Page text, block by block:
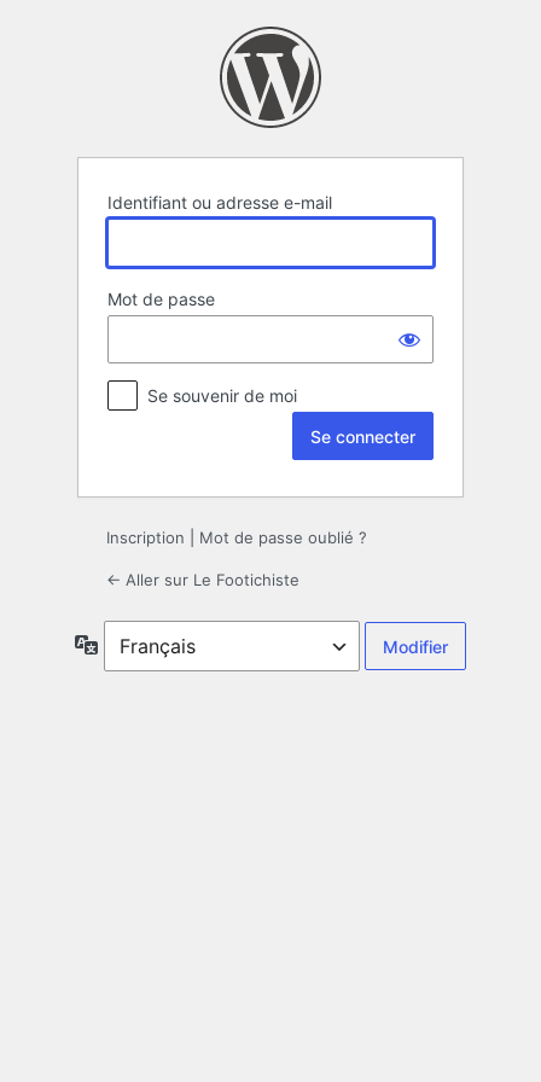
Identifiant ou adresse e-mail
Mot de passe
Se souvenir de moi
Inscription Mot de passe oublié ?
← Aller sur Le Footichiste
Langue